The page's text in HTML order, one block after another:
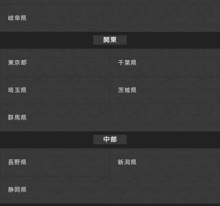
岐阜県
関東
東京都 千葉県
埼玉県 茨城県
群馬県
中部
長野県 新潟県
静岡県